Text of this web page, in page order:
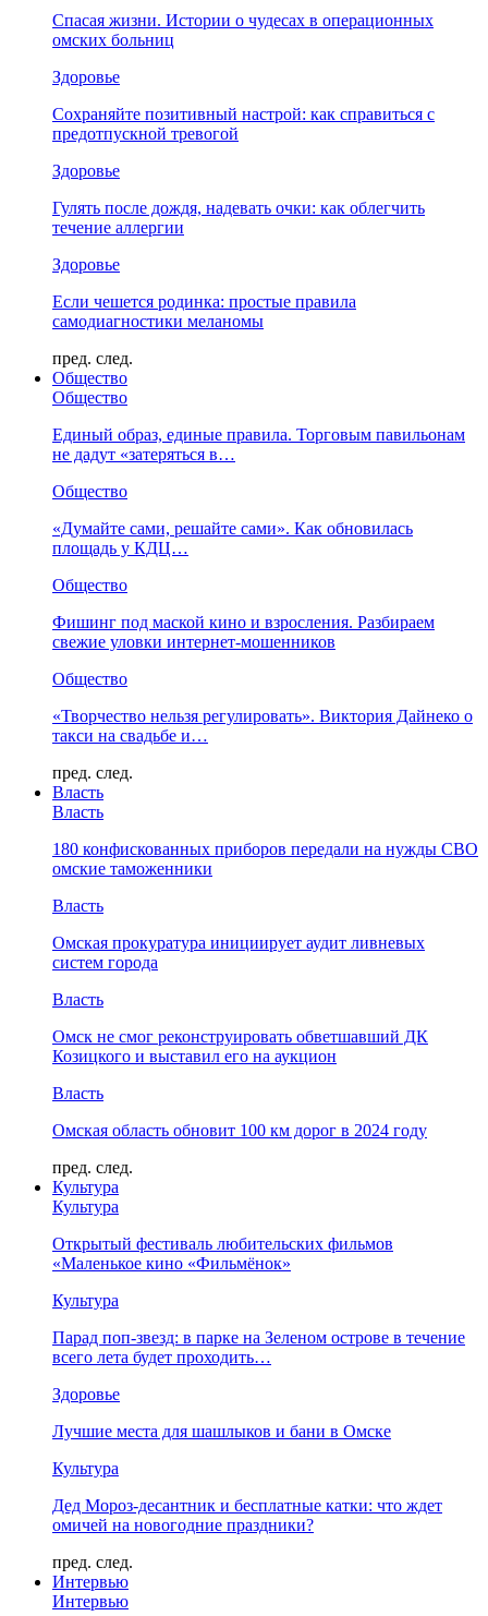
Спасая жизни. Истории о чудесах в операционных
омских больниц
Здоровье
Сохраняйте позитивный настрой: как справиться с
предотпускной тревогой
Здоровье
Гулять после дождя, надевать очки: как облегчить
течение аллергии
Здоровье
Если чешется родинка: простые правила
самодиагностики меланомы
пред. след.
Общество
Общество
Единый образ, единые правила. Торговым павильонам
не дадут «затеряться в…
Общество
«Думайте сами, решайте сами». Как обновилась
площадь у КДЦ…
Общество
Фишинг под маской кино и взросления. Разбираем
свежие уловки интернет-мошенников
Общество
«Творчество нельзя регулировать». Виктория Дайнеко о
такси на свадьбе и…
пред. след.
Власть
Власть
180 конфискованных приборов передали на нужды СВО
омские таможенники
Власть
Омская прокуратура инициирует аудит ливневых
систем города
Власть
Омск не смог реконструировать обветшавший ДК
Козицкого и выставил его на аукцион
Власть
Омская область обновит 100 км дорог в 2024 году
пред. след.
Культура
Культура
Открытый фестиваль любительских фильмов
«Маленькое кино «Фильмёнок»
Культура
Парад поп-звезд: в парке на Зеленом острове в течение
всего лета будет проходить…
Здоровье
Лучшие места для шашлыков и бани в Омске
Культура
Дед Мороз-десантник и бесплатные катки: что ждет
омичей на новогодние праздники?
пред. след.
Интервью
Интервью